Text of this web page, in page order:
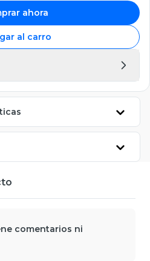
ahora
al carro
comentarios ni